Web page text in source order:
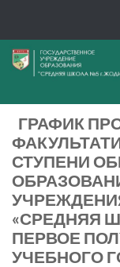
ГРАФИК
СТУПЕНИ
«СРЕДНЯЯ
ПЕРВОЕ
УЧЕБНОГО